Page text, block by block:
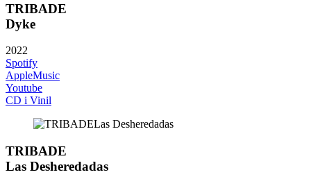
TRIBADE
Dyke
2022
Spotify
AppleMusic
Youtube
CD i Vinil
TRIBADE
Las Desheredadas